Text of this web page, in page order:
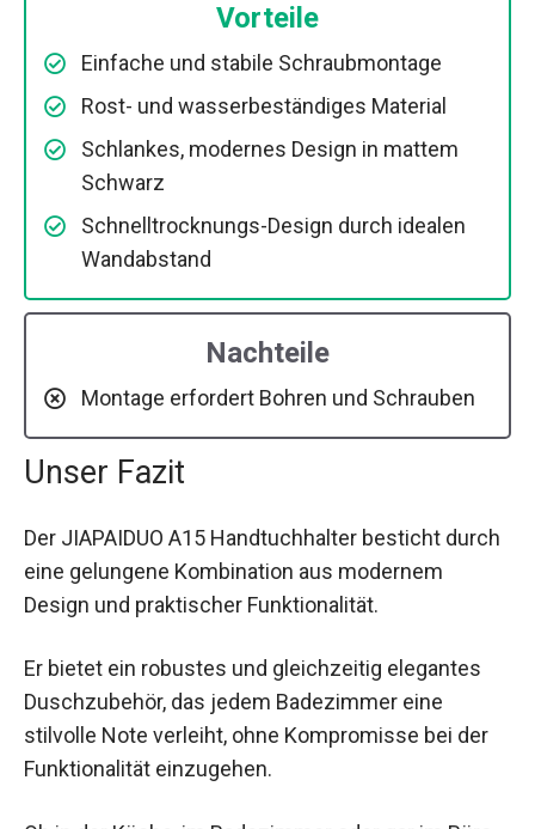
Vorteile
Einfache und stabile Schraubmontage
Rost- und wasserbeständiges Material
Schlankes, modernes Design in mattem
Schwarz
Schnelltrocknungs-Design durch idealen
Wandabstand
Nachteile
Montage erfordert Bohren und Schrauben
Unser Fazit
Der JIAPAIDUO A15 Handtuchhalter besticht durch
eine gelungene Kombination aus modernem
Design und praktischer Funktionalität.
Er bietet ein robustes und gleichzeitig elegantes
Duschzubehör, das jedem Badezimmer eine
stilvolle Note verleiht, ohne Kompromisse bei der
Funktionalität einzugehen.